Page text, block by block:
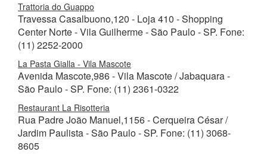
Trattoria do Guappo
Travessa Casalbuono,120 - Loja 410 - Shopping
Center Norte - Vila Guilherme - São Paulo - SP. Fone:
(11) 2252-2000
La Pasta Gialla - Vila Mascote
Avenida Mascote,986 - Vila Mascote / Jabaquara -
São Paulo - SP. Fone: (11) 2361-0322
Restaurant La Risotteria
Rua Padre João Manuel,1156 - Cerqueira César /
Jardim Paulista - São Paulo - SP. Fone: (11) 3068-
8605